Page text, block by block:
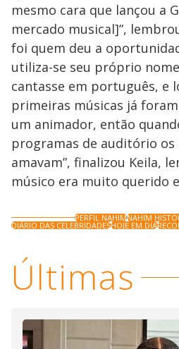
mesmo cara que lançou a
mercado musical]”,
foi quem deu a
utiliza-se seu próprio
cantasse em português, e
primeiras músicas já foram
um animador, então
programas de auditório
amavam”, finalizou Keila,
músico era muito querido
PERFIL NAHIMNAHIM
DIÁRIO DAS CELEBRIDADESHOJE EM DIA
Últimas